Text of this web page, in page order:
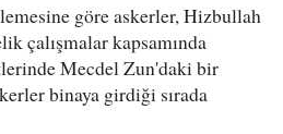
göre askerler, Hizbullah
çalışmalar kapsamında
Mecdel Zun'daki bir
binaya girdiği sırada